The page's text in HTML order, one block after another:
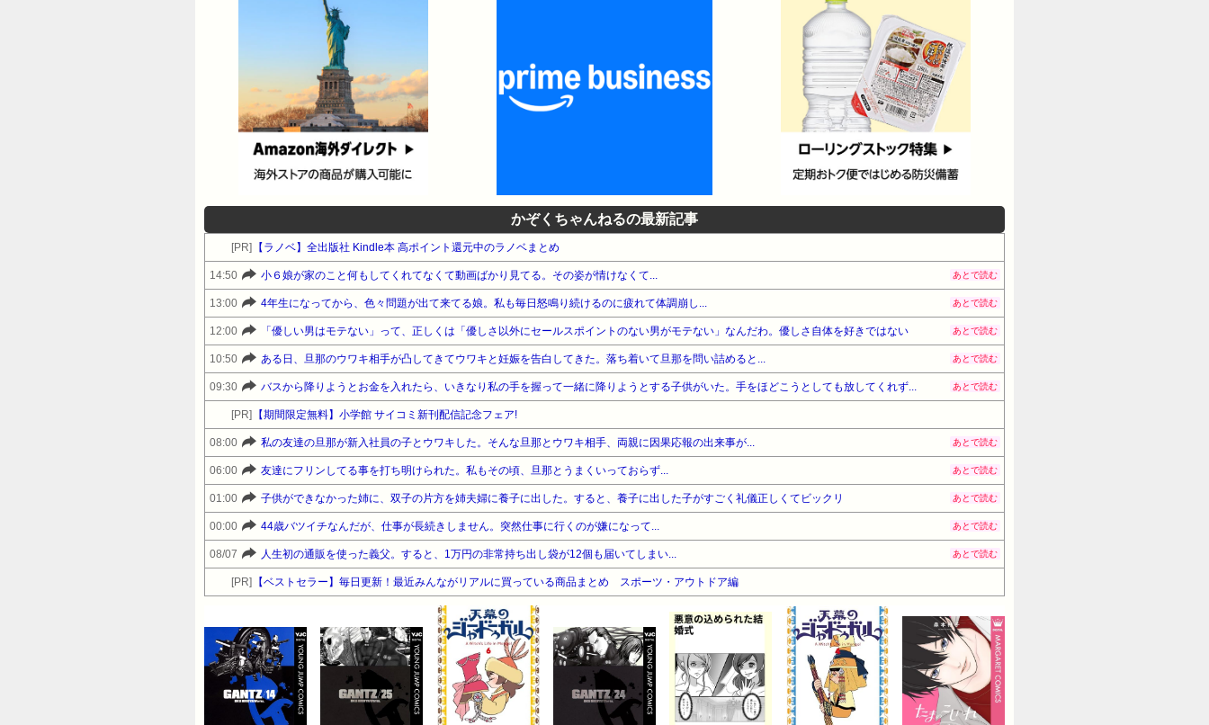
かぞくちゃんねるの最新記事
[PR] 【ラノベ】全出版社 Kindle本 高ポイント還元中のラノベまとめ
14:50 小６娘が家のこと何もしてくれてなくて動画ばかり見てる。その姿が情けなくて... あとで読む
13:00 4年生になってから、色々問題が出て来てる娘。私も毎日怒鳴り続けるのに疲れて体調崩し... あとで読む
12:00 「優しい男はモテない」って、正しくは「優しさ以外にセールスポイントのない男がモテない」なんだわ。優しさ自体を好きではない あとで読む
10:50 ある日、旦那のウワキ相手が凸してきてウワキと妊娠を告白してきた。落ち着いて旦那を問い詰めると... あとで読む
09:30 バスから降りようとお金を入れたら、いきなり私の手を握って一緒に降りようとする子供がいた。手をほどこうとしても放してくれず... あとで読む
[PR] 【期間限定無料】小学館 サイコミ新刊配信記念フェア!
08:00 私の友達の旦那が新入社員の子とウワキした。そんな旦那とウワキ相手、両親に因果応報の出来事が... あとで読む
06:00 友達にフリンしてる事を打ち明けられた。私もその頃、旦那とうまくいっておらず... あとで読む
01:00 子供ができなかった姉に、双子の片方を姉夫婦に養子に出した。すると、養子に出した子がすごく礼儀正しくてビックリ あとで読む
00:00 44歳バツイチなんだが、仕事が長続きしません。突然仕事に行くのが嫌になって... あとで読む
08/07 人生初の通販を使った義父。すると、1万円の非常持ち出し袋が12個も届いてしまい... あとで読む
[PR] 【ベストセラー】毎日更新！最近みんながリアルに買っている商品まとめ スポーツ・アウトドア編